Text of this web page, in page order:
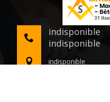
indisponible
indisponible
indisponible